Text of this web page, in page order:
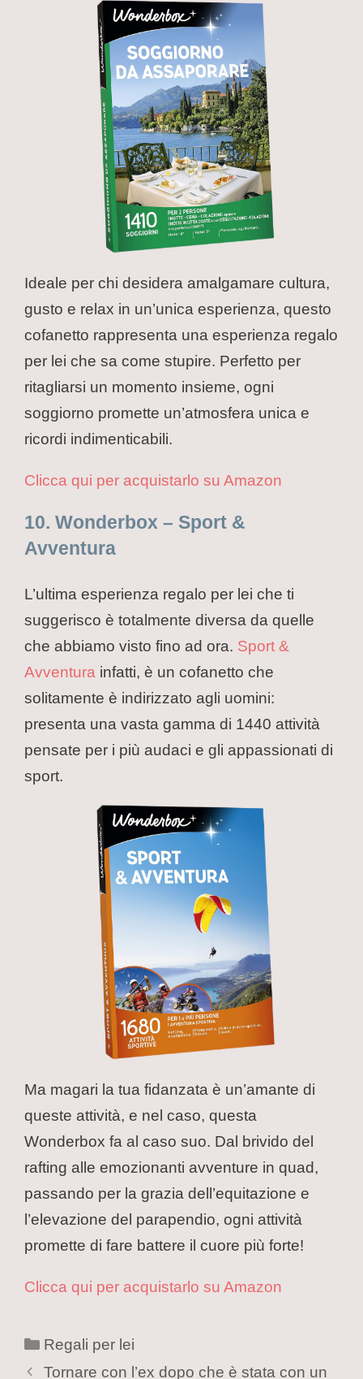
Ideale per chi desidera amalgamare cultura,
gusto e relax in un’unica esperienza, questo
cofanetto rappresenta una esperienza regalo
per lei che sa come stupire. Perfetto per
ritagliarsi un momento insieme, ogni
soggiorno promette un’atmosfera unica e
ricordi indimenticabili.
Clicca qui per acquistarlo su Amazon
10. Wonderbox – Sport &
Avventura
L’ultima esperienza regalo per lei che ti
suggerisco è totalmente diversa da quelle
che abbiamo visto fino ad ora. Sport &
Avventura infatti, è un cofanetto che
solitamente è indirizzato agli uomini:
presenta una vasta gamma di 1440 attività
pensate per i più audaci e gli appassionati di
sport.
Ma magari la tua fidanzata è un’amante di
queste attività, e nel caso, questa
Wonderbox fa al caso suo. Dal brivido del
rafting alle emozionanti avventure in quad,
passando per la grazia dell’equitazione e
l’elevazione del parapendio, ogni attività
promette di fare battere il cuore più forte!
Clicca qui per acquistarlo su Amazon
Regali per lei
Tornare con l’ex dopo che è stata con un